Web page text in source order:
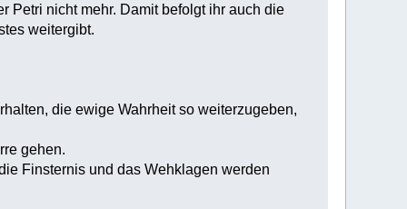
Petri nicht mehr. Damit befolgt ihr auch die
weitergibt.
die ewige Wahrheit so weiterzugeben,
gehen.
Finsternis und das Wehklagen werden